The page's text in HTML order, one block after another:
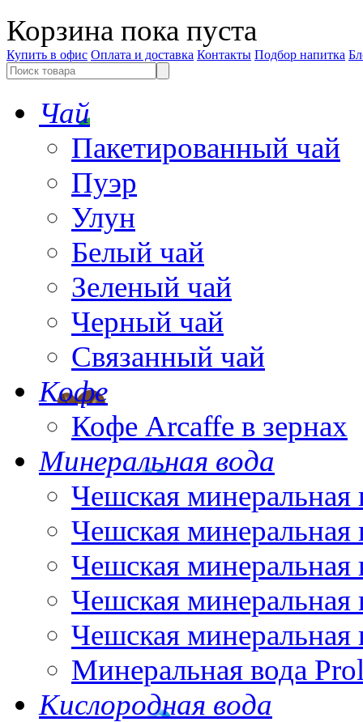
Корзина пока пуста
Купить в офис Оплата и доставка Контакты Подбор напитка
Чай
Пакетированный чай
Пуэр
Улун
Белый чай
Зеленый чай
Черный чай
Связанный чай
Кофе
Кофе Arcaffe в зернах
Минеральная вода
Чешская минеральная
Чешская минеральная
Чешская минеральная
Чешская минеральная
Чешская минеральная
Минеральная вода
Кислородная вода